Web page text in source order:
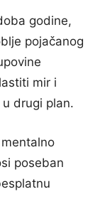
godine,
pojačanog
mir i
drugi plan.
poseban